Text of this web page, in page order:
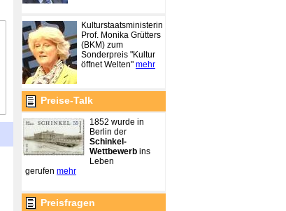
Kulturstaatsministerin
Prof. Monika Grütters
(BKM) zum
Sonderpreis "Kultur
öffnet Welten" mehr
Preise-Talk
1852 wurde in
Berlin der
Schinkel-
Wettbewerb ins
Leben
gerufen mehr
Preisfragen